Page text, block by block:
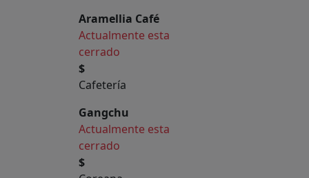
Aramellia Café
Actualmente esta
cerrado
$
Cafetería
Gangchu
Actualmente esta
cerrado
$